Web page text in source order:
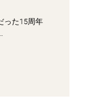
った15周年